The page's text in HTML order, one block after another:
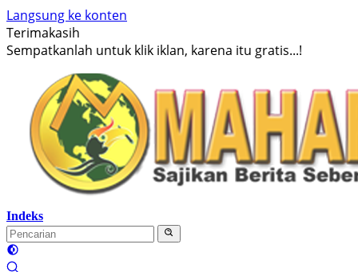
Langsung ke konten
Terimakasih
Sempatkanlah untuk klik iklan, karena itu gratis...!
Indeks